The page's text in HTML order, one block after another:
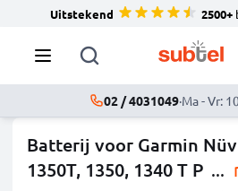
Uitstekend 2500+
02 / 4031049·Ma - Vr:
Batterij voor Garmin
1350T, 1350, 1340 T P ...